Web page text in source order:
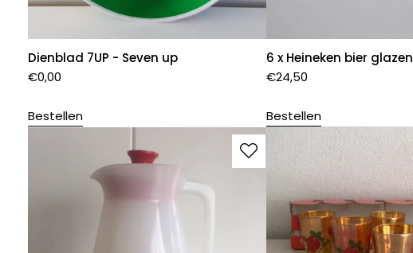
Dienblad 7UP - Seven up
€0,00
Bestellen
6 x Heineken bier glazen
€24,50
Bestellen